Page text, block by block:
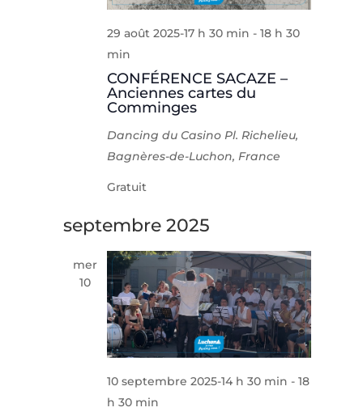
CONFÉRENCE SACAZE –
Anciennes cartes du
Comminges
29 août 2025-17 h 30 min -18 h 30
min
Dancing du CasinoPl. Richelieu,
Bagnères-de-Luchon, France
Gratuit
septembre 2025
mer
10
10 septembre 2025-14 h 30 min -18
h 30 min